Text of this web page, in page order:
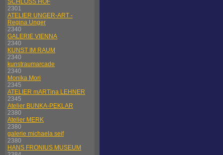
SCHLOSS HOF
2301
ATELIER UNGER-ART -
Regina Unger
2340
GALERIE VIENNA
2340
KUNST IM RAUM
2340
kunstraumarcade
2340
Monika Mori
2345
ATELIER mARTina LEHNER
2345
Atelier BUNKA-PEKLAR
2380
Atelier MERK
2380
galerie michaela seif
2380
HANS FRONIUS MUSEUM